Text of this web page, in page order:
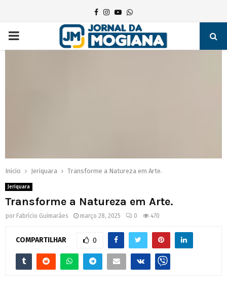
Facebook
Instagram
YoutubeWhatsapp
PRIMARY
Inicio Jeriquara Transforme a Natureza em Arte.
Jeriquara
Transforme a Natureza em Arte.
por Fabrício Guimarães março 28, 2025 0 470
COMPARTILHAR 0